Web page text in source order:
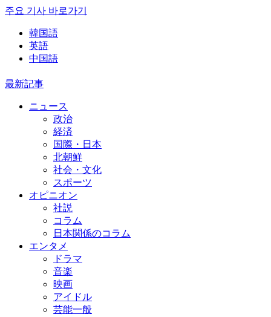
주요 기사 바로가기
韓国語
英語
中国語
最新記事
ニュース
政治
経済
国際・日本
北朝鮮
社会・文化
スポーツ
オピニオン
社説
コラム
日本関係のコラム
エンタメ
ドラマ
音楽
映画
アイドル
芸能一般